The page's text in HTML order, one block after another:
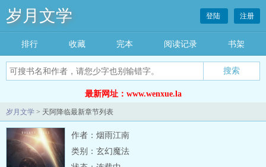
岁月文学 登陆 注册
排行 收藏 完本 阅读记录 书架
最新网址：www.wenxue.la
岁月文学 > 天阿降临最新章节列表
作者：烟雨江南
类别：玄幻魔法